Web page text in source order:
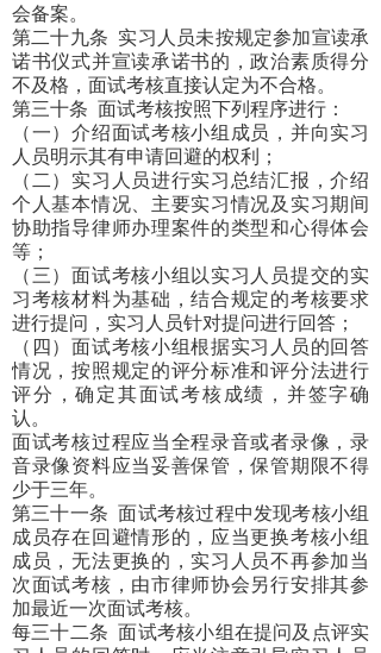
会备案。
第二十九条 实习人员未按规定参加宣读承
诺书仪式并宣读承诺书的，政治素质得分
不及格，面试考核直接认定为不合格。
第三十条 面试考核按照下列程序进行：
（一）介绍面试考核小组成员，并向实习
人员明示其有申请回避的权利；
（二）实习人员进行实习总结汇报，介绍
个人基本情况、主要实习情况及实习期间
协助指导律师办理案件的类型和心得体会
等；
（三）面试考核小组以实习人员提交的实
习考核材料为基础，结合规定的考核要求
进行提问，实习人员针对提问进行回答；
（四）面试考核小组根据实习人员的回答
情况，按照规定的评分标准和评分法进行
评分，确定其面试考核成绩，并签字确
认。
面试考核过程应当全程录音或者录像，录
音录像资料应当妥善保管，保管期限不得
少于三年。
第三十一条 面试考核过程中发现考核小组
成员存在回避情形的，应当更换考核小组
成员，无法更换的，实习人员不再参加当
次面试考核，由市律师协会另行安排其参
加最近一次面试考核。
每三十二条 面试考核小组在提问及点评实